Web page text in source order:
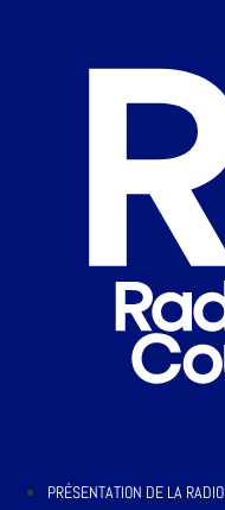
PRÉSENTATION DE LA RADIO